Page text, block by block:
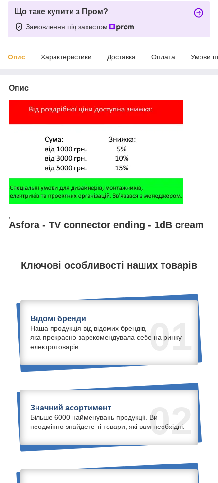
Що таке купити з Пром?
Замовлення під захистом
Опис Характеристики Доставка Оплата Умови
Опис
Asfora - TV connector ending - 1dB cream
Ключові особливості наших товарів
01
Відомі бренди
Наша продукція від відомих брендів,
яка прекрасно зарекомендувала себе на ринку
електротоварів.
02
Значний асортимент
Більше 6000 найменувань продукції. Ви
неодмінно знайдете ті товари, які вам необхідні.